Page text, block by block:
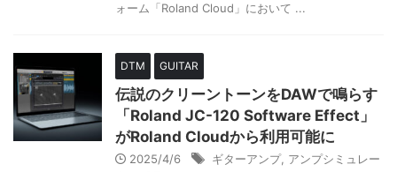
ォーム「Roland Cloud」において ...
DTM GUITAR
伝説のクリーントーンをDAWで鳴らす
「Roland JC-120 Software Effect」
がRoland Cloudから利用可能に
2025/4/6 ギターアンプ, アンプシミュレー